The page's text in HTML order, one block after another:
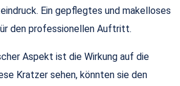
Ein gepflegtes und makelloses
den professionellen Auftritt.
Aspekt ist die Wirkung auf die
Kratzer sehen, könnten sie den